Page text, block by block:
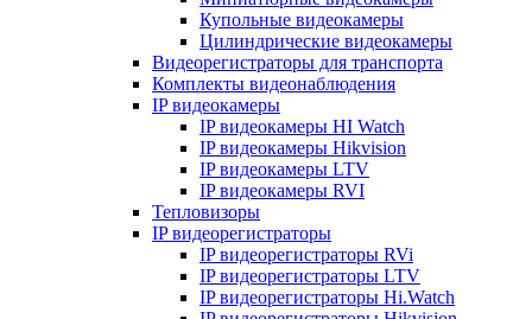
Купольные видеокамеры
Цилиндрические видеокамеры
Видеорегистраторы для транспорта
Комплекты видеонаблюдения
IP видеокамеры
IP видеокамеры HI Watch
IP видеокамеры Hikvision
IP видеокамеры LTV
IP видеокамеры RVI
Тепловизоры
IP видеорегистраторы
IP видеорегистраторы RVi
IP видеорегистраторы LTV
IP видеорегистраторы Hi.Watch